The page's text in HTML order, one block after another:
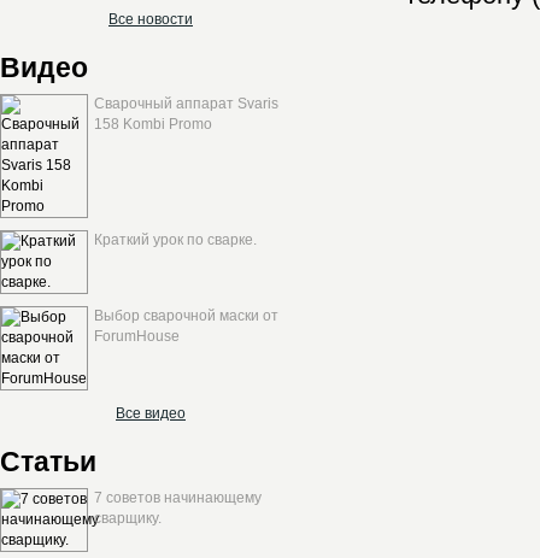
Все новости
Видео
Сварочный аппарат Svaris
158 Kombi Promo
Краткий урок по сварке.
Выбор сварочной маски от
ForumHouse
Все видео
Статьи
7 советов начинающему
сварщику.